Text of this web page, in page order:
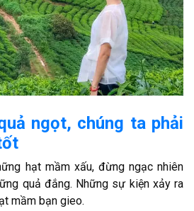
ngọt, chúng ta phải
hạt mầm xấu, đừng ngạc nhiên
quả đắng. Những sự kiện xảy ra
mầm bạn gieo.